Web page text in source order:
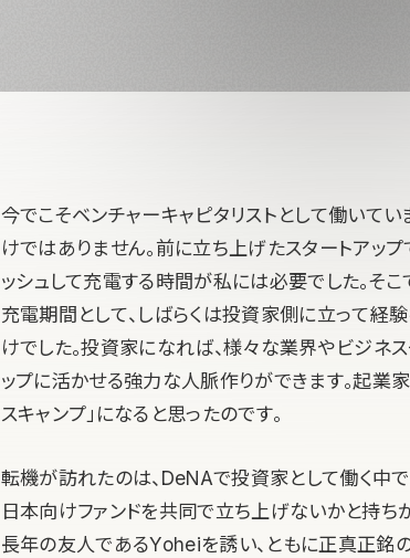
今でこそベンチャーキャピタリストとして働いて
けではありません。前に立ち上げたスタートアップ
ッシュして充電する時間が私には必要でした。そ
充電期間として、しばらくは投資家側に立って経
けでした。投資家になれば、様々な業界やビジネ
ップに活かせる強力な人脈作りができます。起業
スキャンプ」になると思ったのです。
転機が訪れたのは、DeNAで投資家として働く中
日本向けファンドを共同で立ち上げないかと持ち
長年の友人であるYoheiを誘い、ともに正真正銘の